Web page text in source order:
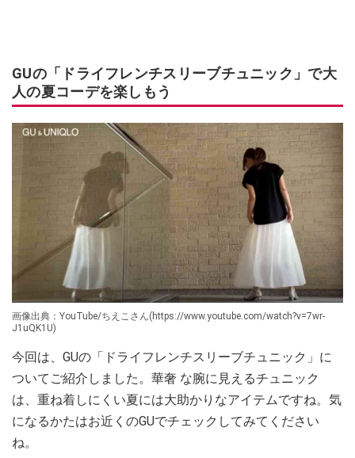
GUの「ドライフレンチスリーブチュニック」で大
人の夏コーデを楽しもう
画像出典：YouTube/ちえこさん(https://www.youtube.com/watch?v=7wr-
J1uQK1U)
今回は、GUの「ドライフレンチスリーブチュニック」に
ついてご紹介しました。華奢 な腕に見えるチュニック
は、重ね着しにくい夏には大助かりなアイテムですね。気
になるかたはお近くのGUでチェックしてみてください
ね。